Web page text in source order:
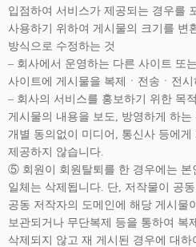
입점하여 서비스가 제공되는 경우를
사용하기 위하여 게시물의 크기를 변
방식으로 수정하는 것
– 회사에서 운영하는 다른 사이트 또
사이트에 게시물을 복제ㆍ전송ㆍ전시
– 회사의 서비스를 홍보하기 위한 목
게시물의 내용을 보도, 방영하게 하
개별 동의없이 미디어, 통신사 등에
제공하지 않습니다.
⑤ 회원이 회원탈퇴를 한 경우에는 본
일체는 삭제됩니다. 단, 저작물이 공
공동 저작자의 도메인에 해당 게시물
보관되거나 무단복제 등을 통하여 복
삭제되지 않고 재 게시된 경우에 대하